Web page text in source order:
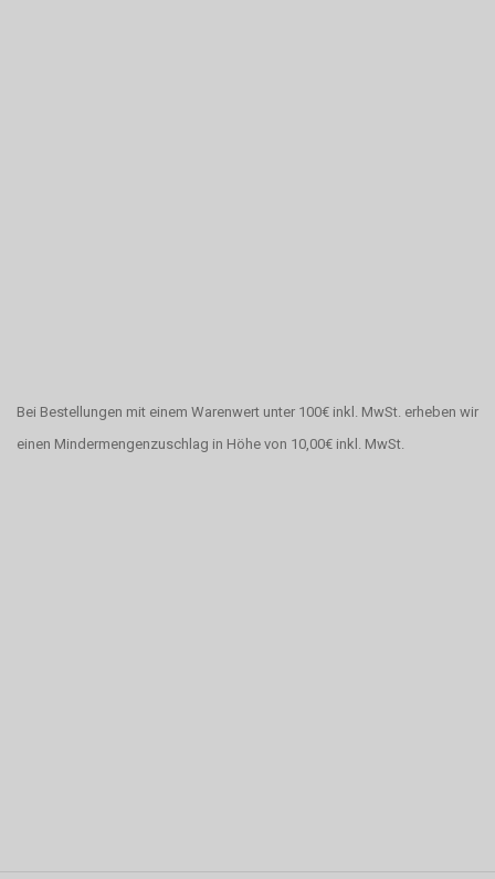
Bei Bestellungen mit einem Warenwert unter 100€ inkl. MwSt. erheben wir
einen Mindermengenzuschlag in Höhe von 10,00€ inkl. MwSt.